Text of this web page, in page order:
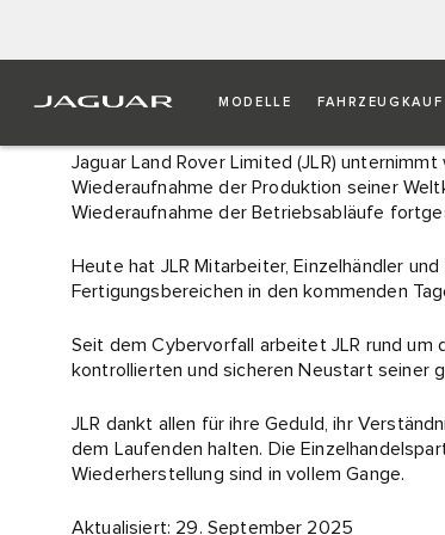
MODELLE FAHRZEUGKAUF
STELLUNGNAHME
Jaguar Land Rover Limited (JLR)
Wiederaufnahme der Produktion seiner
Wiederaufnahme der Betriebsabläufe
Heute hat JLR Mitarbeiter, Einzelhändler
Fertigungsbereichen in den kommenden
Seit dem Cybervorfall arbeitet JLR rund
kontrollierten und sicheren Neustart seiner
JLR dankt allen für ihre Geduld, ihr
dem Laufenden halten. Die
Wiederherstellung sind in vollem Gange.
Aktualisiert: 29. September 2025